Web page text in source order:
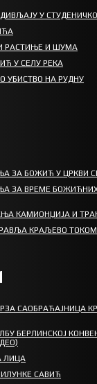
У
РАСТИЊЕ И ШУМА
У СЕЛУ РЕКА
УБИСТВО НА РУДНУ
ЗА БОЖИЋ У ЦРКВИ
ЗА ВРЕМЕ
КАМИОНЏИЈА И
КРАЉЕВО
САОБРАЋАЈНИЦА
БЕРЛИНСКОЈ
ЛИЦА
САВИЋ